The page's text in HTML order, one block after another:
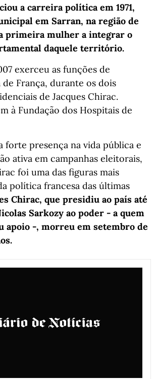
a carreira política em 1971,
em Sarran, na região de
primeira mulher a integrar o
daquele território.
exerceu as funções de
França, durante os dois
de Jacques Chirac.
à Fundação dos Hospitais de
forte presença na vida pública e
ativa em campanhas eleitorais,
foi uma das figuras mais
política francesa das últimas
Chirac, que presidiu ao país até
Sarkozy ao poder - a quem
apoio -, morreu em setembro de